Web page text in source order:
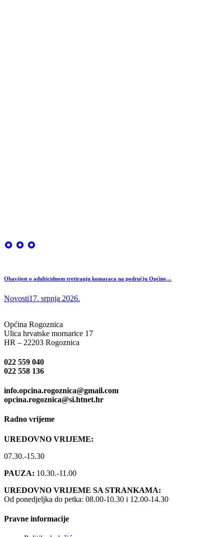
Obavijest o adulticidnom tretiranju komaraca na području Općine…
Novosti17. srpnja 2026.
Općina Rogoznica
Ulica hrvatske mornarice 17
HR – 22203 Rogoznica
022 559 040
022 558 136
info.opcina.rogoznica@gmail.com
opcina.rogoznica@si.htnet.hr
Radno vrijeme
UREDOVNO VRIJEME:
07.30.-15.30
PAUZA: 10.30.-11.00
UREDOVNO VRIJEME SA STRANKAMA:
Od ponedjeljka do petka: 08.00-10.30 i 12.00-14.30
Pravne informacije